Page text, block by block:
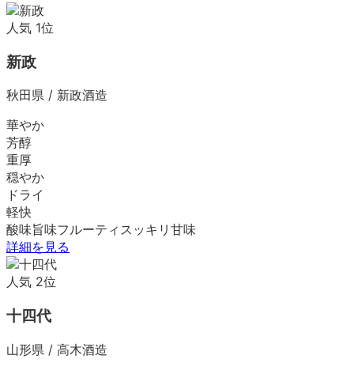
人気 1位
新政
秋田県 / 新政酒造
華やか
芳醇
重厚
穏やか
ドライ
軽快
酸味旨味フルーティ スッキリ 甘味
詳細を見る
人気 2位
十四代
山形県 / 高木酒造